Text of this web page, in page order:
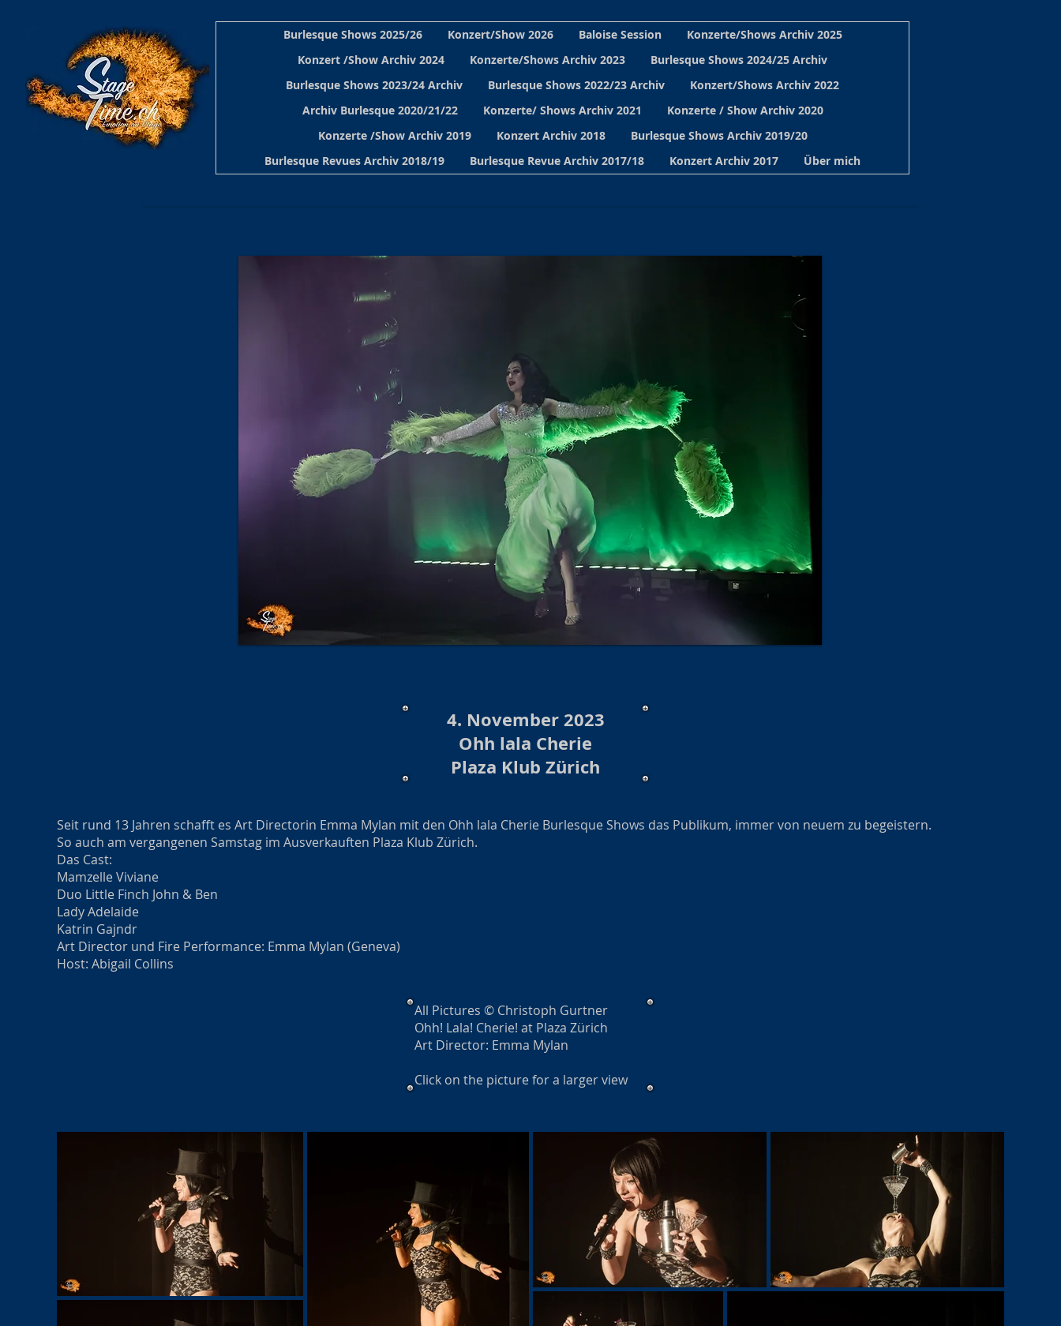
Burlesque Shows 2025/26 Konzert/Show 2026 Baloise Session
Konzerte/Shows Archiv 2025
Konzert /Show Archiv 2024
Konzerte/Shows Archiv 2023
Burlesque Shows 2024/25 Archiv
Burlesque Shows 2023/24 Archiv
Burlesque Shows 2022/23 Archiv
Konzert/Shows Archiv 2022
Archiv Burlesque 2020/21/22
Konzerte/ Shows Archiv 2021
Konzerte / Show Archiv 2020
Konzerte /Show Archiv 2019
Konzert Archiv 2018
Burlesque Shows Archiv 2019/20
Burlesque Revues Archiv 2018/19
Burlesque Revue Archiv 2017/18 Konzert Archiv 2017 Über mich
4. November 2023
Ohh lala Cherie
Plaza Klub Zürich
Seit rund 13 Jahren schafft es Art Directorin Emma Mylan mit den Ohh lala Cherie Burlesque Shows das Publikum, immer von neuem zu begeistern.
So auch am vergangenen Samstag im Ausverkauften Plaza Klub Zürich.
Das Cast:
Mamzelle Viviane
Duo Little Finch John & Ben
Lady Adelaide
Katrin Gajndr
Art Director und Fire Performance: Emma Mylan (Geneva)
Host: Abigail Collins
All Pictures © Christoph Gurtner
Ohh! Lala! Cherie! at Plaza Zürich
Art Director: Emma Mylan
Click on the picture for a larger view